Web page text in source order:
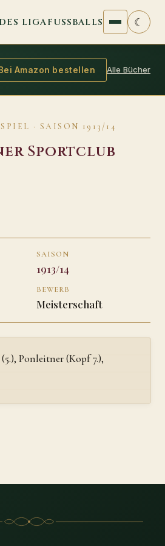
LIGAFUSSBALLS ☾
Amazon bestellen Alle Bücher
· SAISON 1913/14
Sportclub
SAISON
1913/14
BEWERB
Meisterschaft
Ponleitner (Kopf 7.),